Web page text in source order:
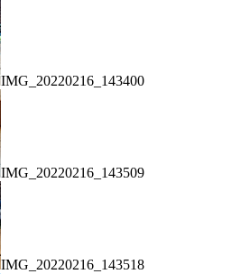
IMG_20220216_143400
IMG_20220216_143509
IMG_20220216_143518